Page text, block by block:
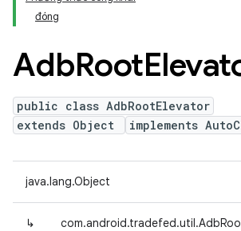
đóng
AdbRoot
public class AdbRootElevator
extends Object
implements
java.lang.Object
↳